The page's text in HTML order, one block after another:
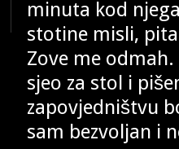
minuta kod
stotine misli,
Zove me
sjeo za stol i
zapovjedništvu
sam bezvoljan i